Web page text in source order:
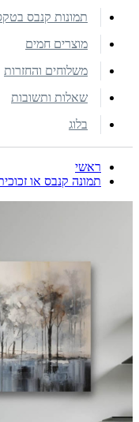
תמונות קנבס
מוצרים חמים
משלוחים והחזרות
שאלות ותשובות
בלוג
ראשי
תמונה קנבס או זכוכית